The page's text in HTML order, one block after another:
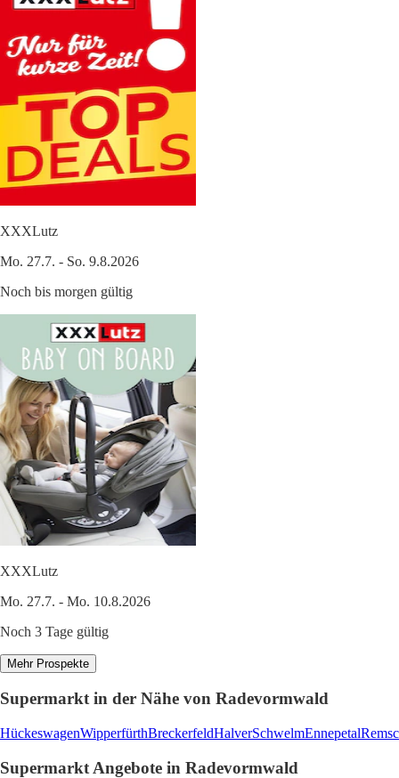
XXXLutz
Mo. 27.7. - So. 9.8.2026
Noch bis morgen gültig
XXXLutz
Mo. 27.7. - Mo. 10.8.2026
Noch 3 Tage gültig
Mehr Prospekte
Supermarkt in der Nähe von Radevormwald
HückeswagenWipperfürthBreckerfeldHalverSchwelmEnnepetal
Supermarkt Angebote in Radevormwald